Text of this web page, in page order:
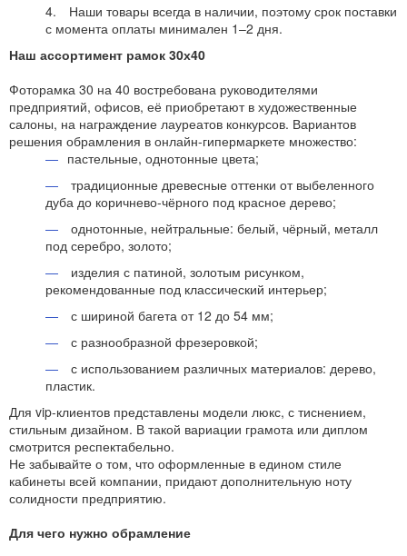
Наши товары всегда в наличии, поэтому срок поставки
с момента оплаты минимален 1–2 дня.
Наш ассортимент рамок 30х40
Фоторамка 30 на 40 востребована руководителями
предприятий, офисов, её приобретают в художественные
салоны, на награждение лауреатов конкурсов. Вариантов
решения обрамления в онлайн-гипермаркете множество:
пастельные, однотонные цвета;
традиционные древесные оттенки от выбеленного
дуба до коричнево-чёрного под красное дерево;
однотонные, нейтральные: белый, чёрный, металл
под серебро, золото;
изделия с патиной, золотым рисунком,
рекомендованные под классический интерьер;
с шириной багета от 12 до 54 мм;
с разнообразной фрезеровкой;
с использованием различных материалов: дерево,
пластик.
Для vip-клиентов представлены модели люкс, с тиснением,
стильным дизайном. В такой вариации грамота или диплом
смотрится респектабельно.
Не забывайте о том, что оформленные в едином стиле
кабинеты всей компании, придают дополнительную ноту
солидности предприятию.
Для чего нужно обрамление